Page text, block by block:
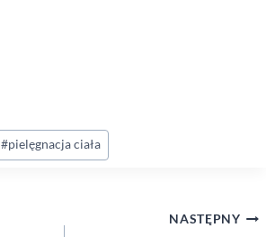
#pielęgnacja ciała
NASTĘPNY